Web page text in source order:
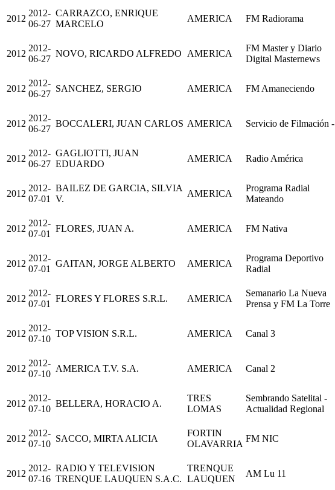
2012
2012-
06-27
CARRAZCO, ENRIQUE
MARCELO
AMERICA FM Radiorama
2012
2012-
06-27
NOVO, RICARDO ALFREDO AMERICA
FM Master y Diario
Digital Masternews
2012
2012-
06-27
SANCHEZ, SERGIO AMERICA FM Amaneciendo
2012
2012-
06-27
BOCCALERI, JUAN CARLOS AMERICA Servicio de Filmación -
2012
2012-
06-27
GAGLIOTTI, JUAN
EDUARDO
AMERICA Radio América
2012
2012-
07-01
BAILEZ DE GARCIA, SILVIA
V.
AMERICA
Programa Radial
Mateando
2012
2012-
07-01
FLORES, JUAN A. AMERICA FM Nativa
2012
2012-
07-01
GAITAN, JORGE ALBERTO AMERICA
Programa Deportivo
Radial
2012
2012-
07-01
FLORES Y FLORES S.R.L. AMERICA
Semanario La Nueva
Prensa y FM La Torre
2012
2012-
07-10
TOP VISION S.R.L. AMERICA Canal 3
2012
2012-
07-10
AMERICA T.V. S.A. AMERICA Canal 2
2012
2012-
07-10
BELLERA, HORACIO A.
TRES
LOMAS
Sembrando Satelital -
Actualidad Regional
2012
2012-
07-10
SACCO, MIRTA ALICIA
FORTIN
OLAVARRIA
FM NIC
2012
2012-
07-16
RADIO Y TELEVISION
TRENQUE LAUQUEN S.A.C.
TRENQUE
LAUQUEN
AM Lu 11